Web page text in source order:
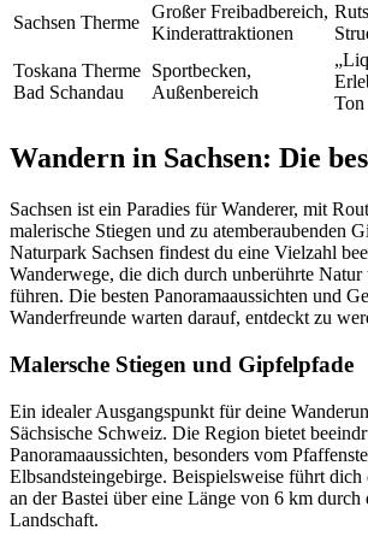
Sachsen Therme
Großer Freibadbereich,
Kinderattraktionen
Toskana Therme
Bad Schandau
Sportbecken,
Außenbereich
Ton
Wandern in Sachsen: Die
Sachsen ist ein Paradies für Wanderer, mit
malerische Stiegen und zu atemberaubenden
Naturpark Sachsen findest du eine Vielzahl
Wanderwege, die dich durch unberührte
führen. Die besten Panoramaaussichten und
Wanderfreunde warten darauf, entdeckt zu
Malersche Stiegen und Gipfelpfade
Ein idealer Ausgangspunkt für deine
Sächsische Schweiz. Die Region bietet
Panoramaaussichten, besonders vom
Elbsandsteingebirge. Beispielsweise führt
an der Bastei über eine Länge von 6 km durch
Landschaft.